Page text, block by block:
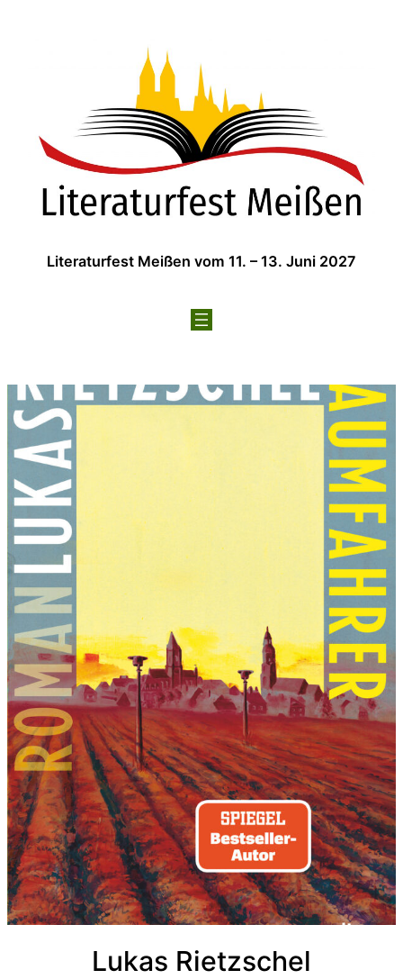
Literaturfest Meißen vom 11. – 13. Juni 2027
Lukas Rietzschel